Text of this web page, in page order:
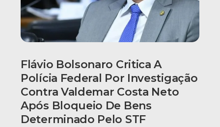
Flávio Bolsonaro Critica A
Polícia Federal Por Investigação
Contra Valdemar Costa Neto
Após Bloqueio De Bens
Determinado Pelo STF